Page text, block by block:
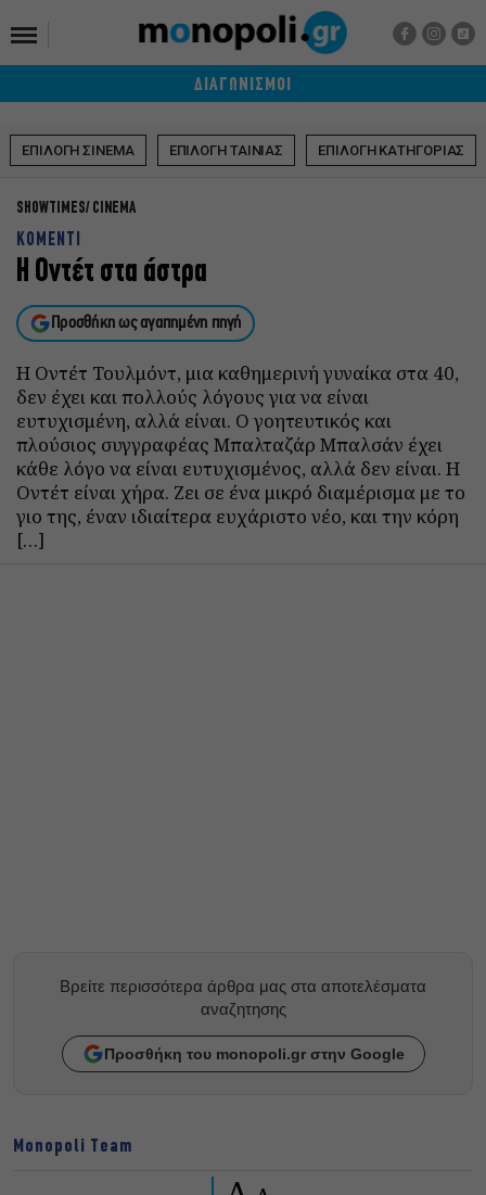
ΔΙΑΓΩΝΙΣΜΟΙ
ΕΠΙΛΟΓΗ ΣΙΝΕΜΑ ΕΠΙΛΟΓΗ ΤΑΙΝΙΑΣ ΕΠΙΛΟΓΗ ΚΑΤΗΓΟΡΙΑΣ
SHOWTIMES CINEMA
ΚΟΜΕΝΤΙ
Η Οντέτ στα άστρα
Προσθήκη ως αγαπημένη πηγή
Η Οντέτ Τουλμόντ, μια καθημερινή γυναίκα στα 40,
δεν έχει και πολλούς λόγους για να είναι
ευτυχισμένη, αλλά είναι. Ο γοητευτικός και
πλούσιος συγγραφέας Μπαλταζάρ Μπαλσάν έχει
κάθε λόγο να είναι ευτυχισμένος, αλλά δεν είναι. Η
Οντέτ είναι χήρα. Ζει σε ένα μικρό διαμέρισμα με το
γιο της, έναν ιδιαίτερα ευχάριστο νέο, και την κόρη
[…]
Βρείτε περισσότερα άρθρα μας στα αποτελέσματα
αναζητησης
Προσθήκη του monopoli.gr στην Google
Monopoli Team